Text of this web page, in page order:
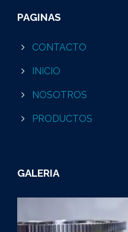
PAGINAS
CONTACTO
INICIO
NOSOTROS
PRODUCTOS
GALERIA